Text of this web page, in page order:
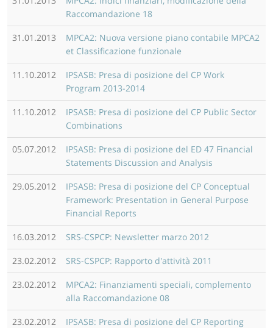
Raccomandazione 18
31.01.2013
MPCA2: Nuova versione piano contabile MPCA2
et Classificazione funzionale
11.10.2012
IPSASB: Presa di posizione del CP Work
Program 2013-2014
11.10.2012
IPSASB: Presa di posizione del CP Public Sector
Combinations
05.07.2012
IPSASB: Presa di posizione del ED 47 Financial
Statements Discussion and Analysis
29.05.2012
IPSASB: Presa di posizione del CP Conceptual
Framework: Presentation in General Purpose
Financial Reports
16.03.2012 SRS-CSPCP: Newsletter marzo 2012
23.02.2012 SRS-CSPCP: Rapporto d'attività 2011
23.02.2012
MPCA2: Finanziamenti speciali, complemento
alla Raccomandazione 08
23.02.2012
IPSASB: Presa di posizione del CP Reporting